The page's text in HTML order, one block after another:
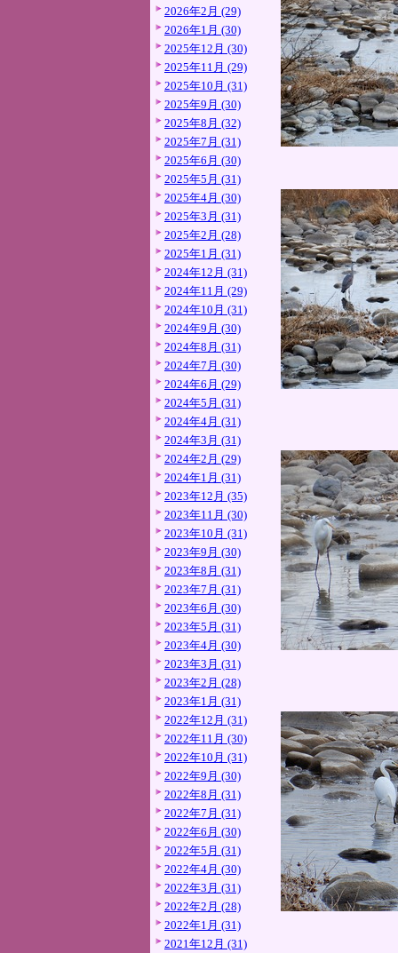
2026年2月 (29)
2026年1月 (30)
2025年12月 (30)
2025年11月 (29)
2025年10月 (31)
2025年9月 (30)
2025年8月 (32)
2025年7月 (31)
2025年6月 (30)
2025年5月 (31)
2025年4月 (30)
2025年3月 (31)
2025年2月 (28)
2025年1月 (31)
2024年12月 (31)
2024年11月 (29)
2024年10月 (31)
2024年9月 (30)
2024年8月 (31)
2024年7月 (30)
2024年6月 (29)
2024年5月 (31)
2024年4月 (31)
2024年3月 (31)
2024年2月 (29)
2024年1月 (31)
2023年12月 (35)
2023年11月 (30)
2023年10月 (31)
2023年9月 (30)
2023年8月 (31)
2023年7月 (31)
2023年6月 (30)
2023年5月 (31)
2023年4月 (30)
2023年3月 (31)
2023年2月 (28)
2023年1月 (31)
2022年12月 (31)
2022年11月 (30)
2022年10月 (31)
2022年9月 (30)
2022年8月 (31)
2022年7月 (31)
2022年6月 (30)
2022年5月 (31)
2022年4月 (30)
2022年3月 (31)
2022年2月 (28)
2022年1月 (31)
2021年12月 (31)